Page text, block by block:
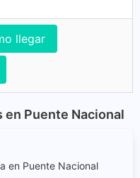
llegar
Puente Nacional
en Puente Nacional